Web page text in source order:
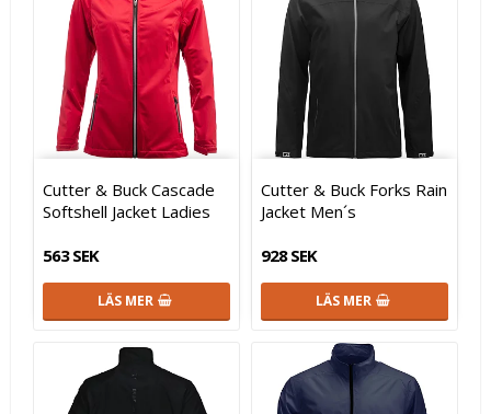
Cutter & Buck Cascade
Softshell Jacket Ladies
563 SEK
LÄS MER
Cutter & Buck Forks Rain
Jacket Men´s
928 SEK
LÄS MER